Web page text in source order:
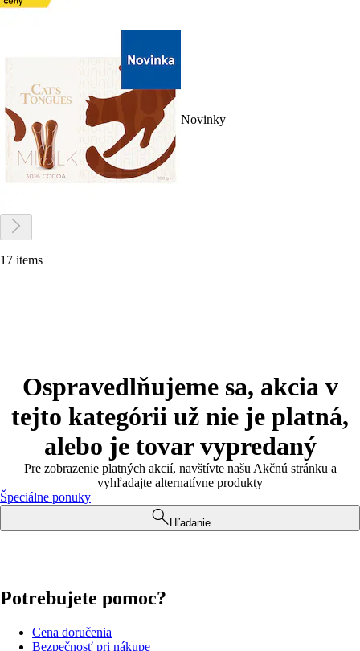
Novinky
17 items
Ospravedlňujeme sa, akcia v
tejto kategórii už nie je platná,
alebo je tovar vypredaný
Pre zobrazenie platných akcií, navštívte našu Akčnú stránku a
vyhľadajte alternatívne produkty
Špeciálne ponuky
Hľadanie
Potrebujete pomoc?
Cena doručenia
Bezpečnosť pri nákupe